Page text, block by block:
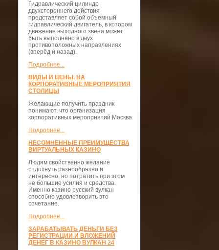
Гидравлический цилиндр
двухстороннего действия
представляет собой объемный
гидравлический двигатель, в котором
движение выходного звена может
быть выполнено в двух
противоположных направлениях
(вперёд и назад).
Подробнее...
ВИДЫ И ЦЕНЫ, НА
КОРПОРАТИВНЫЕ МЕРОПРИЯТИЯ
СТОЛИЦЫ
Желающие получить праздник
понимают, что организация
корпоративных мероприятий Москва
Подробнее...
НЕСОМНЕННЫЕ ПРЕИМУЩЕСТВА
ВИРТУАЛЬНЫХ КАЗИНО
Людям свойственно желание
отдохнуть разнообразно и
интересно, но потратить при этом
не большие усилия и средства.
Именно казино русский вулкан
способно удовлетворить это
сочетание.
Подробнее...
ЗАРАБАТЫВАТЬ ДЕНЬГИ БЕЗ
РЕГИСТРАЦИИ И ВЛОЖЕНИЙ
ДЕНЕГ В КАЗИНО ВУЛКАН 24